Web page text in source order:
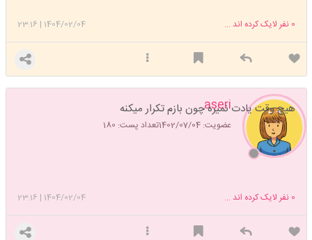
1404/02/04
|
23:16 0 نفر لایک کرده اند ...
aseri
عضویت: 1402/07/04 تعداد پست: 180
هیچ وقت یادت نمیره چون بازم تکرار میکنه
1404/02/04
|
23:16 0 نفر لایک کرده اند ...